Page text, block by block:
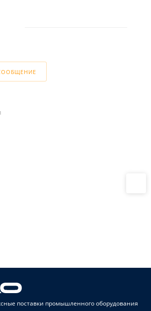
поставки промышленного оборудования